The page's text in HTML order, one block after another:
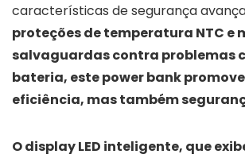
características de segurança
proteções de temperatura NTC e
salvaguardas contra problemas
bateria, este power bank
eficiência, mas também
O display LED inteligente, que